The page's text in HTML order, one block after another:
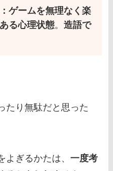
ゲームを無理なく楽
る心理状態。 造語で
たり無駄だと思った
よぎるかたは、一度考